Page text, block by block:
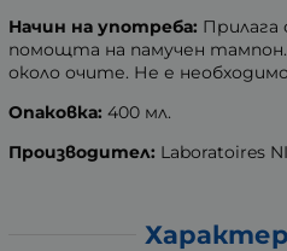
Начин на употреба: Прилага
помощта на памучен
около очите. Не е
Опаковка: 400 мл.
Производител: Laboratoires